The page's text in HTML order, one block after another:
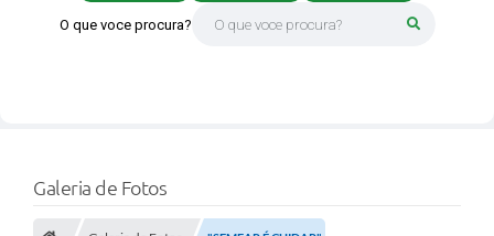
O que voce procura?
Galeria de Fotos